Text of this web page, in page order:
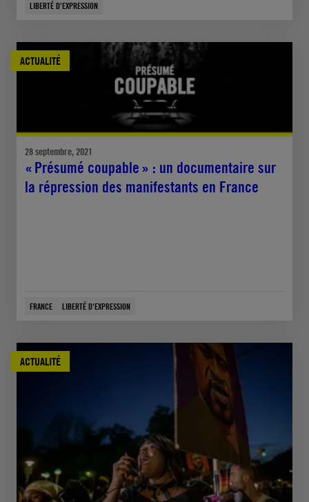
LIBERTÉ D'EXPRESSION
ACTUALITÉ
28 septembre, 2021
« Présumé coupable » : un documentaire sur
la répression des manifestants en France
FRANCE LIBERTÉ D'EXPRESSION
ACTUALITÉ